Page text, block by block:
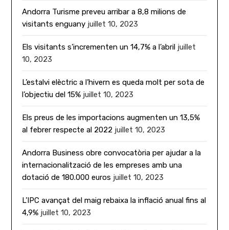
Andorra Turisme preveu arribar a 8,8 milions de
visitants enguany juillet 10, 2023
Els visitants s’incrementen un 14,7% a l’abril juillet
10, 2023
L’estalvi elèctric a l’hivern es queda molt per sota de
l’objectiu del 15% juillet 10, 2023
Els preus de les importacions augmenten un 13,5%
al febrer respecte al 2022 juillet 10, 2023
Andorra Business obre convocatòria per ajudar a la
internacionalització de les empreses amb una
dotació de 180.000 euros juillet 10, 2023
L’IPC avançat del maig rebaixa la inflació anual fins al
4,9% juillet 10, 2023